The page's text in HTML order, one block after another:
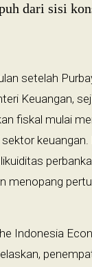
dari sisi
setelah
Keuangan,
fiskal mulai
keuangan.
menopang
Indonesia